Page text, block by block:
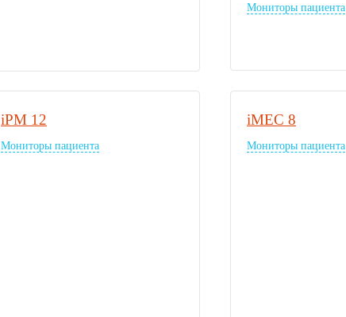
Мониторы пациента
iPM 12
Мониторы пациента
iMEC 8
Мониторы пациента